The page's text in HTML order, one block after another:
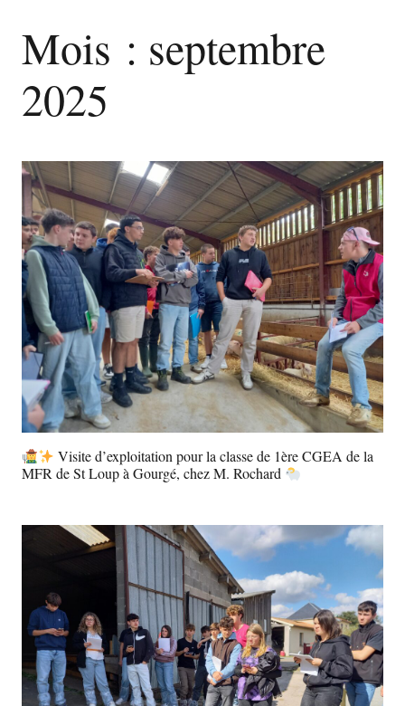
Mois : septembre
2025
Visite d’exploitation pour la classe de 1ère CGEA de la
MFR de St Loup à Gourgé, chez M. Rochard